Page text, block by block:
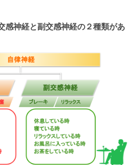
感神経と副交感神経の２種類があ